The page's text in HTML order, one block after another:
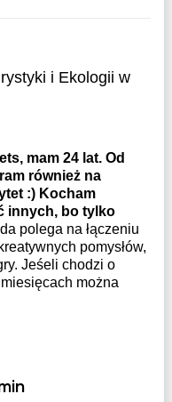
i Ekologii w
mam 24 lat. Od
również na
:) Kocham
innych, bo tylko
polega na łączeniu
pomysłów,
Jeśeli chodzi o
można